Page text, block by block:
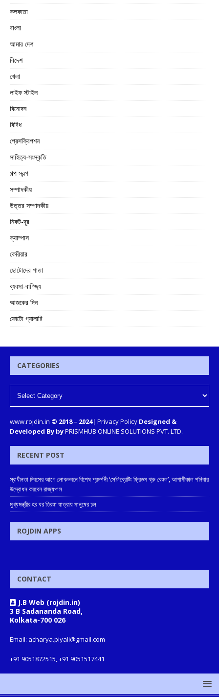
কলকাতা
বাংলা
আমার দেশ
বিদেশ
খেলা
লাইফ স্টাইল
বিনোদন
বিবিধ
প্রেসক্রিপশন
সাহিত্য-সংস্কৃতি
গল্প স্বল্প
সম্পাদকীয়
উত্তর সম্পাদকীয়
নিকট-দূর
ক্যাম্পাস
কেরিয়ার
ছোটোদের পাতা
ব্যবসা-বাণিজ্য
আজকের দিন
ফোটো গ্যালারি
CATEGORIES
www.rojdin.in © 2018– 2024| Privacy Policy Designed &
Developed By byPRISMHUB ONLINE SOLUTIONS PVT. LTD.
RECENT POST
স্বাধীনতা দিবসের আগে লোকভবনে বিশেষ প্রদর্শনী ‘সেলিব্রেটিং ফ্রিডম থ্রু বেঙ্গল’, আগামীকাল শনিবার
উদ্বোধন করবেন রাজ্যপাল
মুখ্যমন্ত্রীর হর ঘর তিরঙ্গা যাত্রায় মানুষের ঢল
ROJDIN APPS
CONTACT
J.B Web (rojdin.in)
3 B Sadananda Road,
Kolkata-700 026
Email: acharya.piyali@gmail.com
+91 9051872515, +91 9051517441